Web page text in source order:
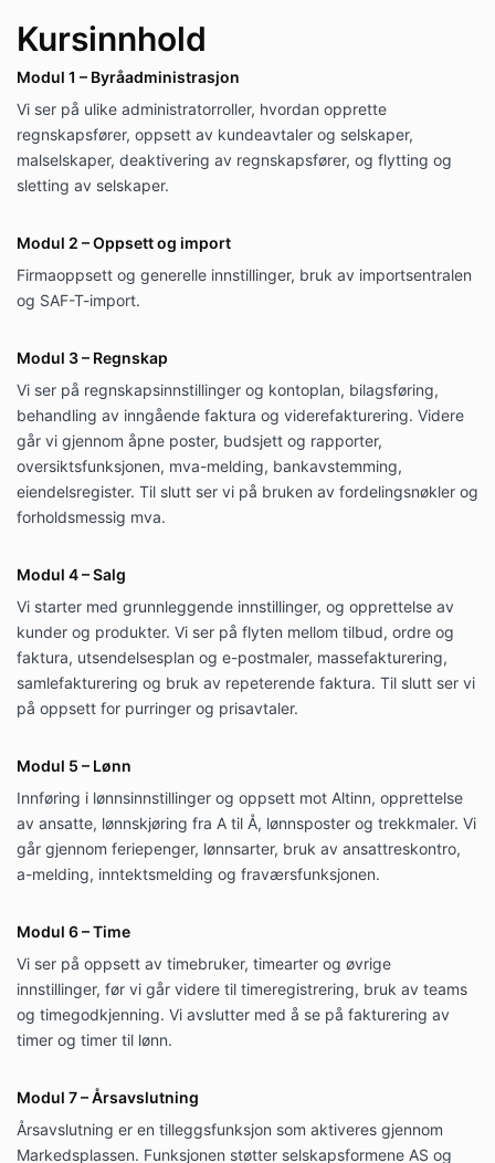
Kursinnhold
Modul 1 – Byråadministrasjon
Vi ser på ulike administratorroller, hvordan opprette
regnskapsfører, oppsett av kundeavtaler og selskaper,
malselskaper, deaktivering av regnskapsfører, og flytting og
sletting av selskaper.
Modul 2 – Oppsett og import
Firmaoppsett og generelle innstillinger, bruk av importsentralen
og SAF-T-import.
Modul 3 – Regnskap
Vi ser på regnskapsinnstillinger og kontoplan, bilagsføring,
behandling av inngående faktura og viderefakturering. Videre
går vi gjennom åpne poster, budsjett og rapporter,
oversiktsfunksjonen, mva-melding, bankavstemming,
eiendelsregister. Til slutt ser vi på bruken av fordelingsnøkler og
forholdsmessig mva.
Modul 4 – Salg
Vi starter med grunnleggende innstillinger, og opprettelse av
kunder og produkter. Vi ser på flyten mellom tilbud, ordre og
faktura, utsendelsesplan og e-postmaler, massefakturering,
samlefakturering og bruk av repeterende faktura. Til slutt ser vi
på oppsett for purringer og prisavtaler.
Modul 5 – Lønn
Innføring i lønnsinnstillinger og oppsett mot Altinn, opprettelse
av ansatte, lønnskjøring fra A til Å, lønnsposter og trekkmaler. Vi
går gjennom feriepenger, lønnsarter, bruk av ansattreskontro,
a-melding, inntektsmelding og fraværsfunksjonen.
Modul 6 – Time
Vi ser på oppsett av timebruker, timearter og øvrige
innstillinger, før vi går videre til timeregistrering, bruk av teams
og timegodkjenning. Vi avslutter med å se på fakturering av
timer og timer til lønn.
Modul 7 – Årsavslutning
Årsavslutning er en tilleggsfunksjon som aktiveres gjennom
Markedsplassen. Funksjonen støtter selskapsformene AS og